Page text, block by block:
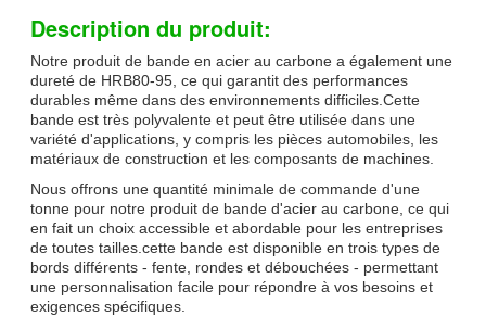
Description du produit:
Notre produit de bande en acier au carbone a également une
dureté de HRB80-95, ce qui garantit des performances
durables même dans des environnements difficiles.Cette
bande est très polyvalente et peut être utilisée dans une
variété d'applications, y compris les pièces automobiles, les
matériaux de construction et les composants de machines.
Nous offrons une quantité minimale de commande d'une
tonne pour notre produit de bande d'acier au carbone, ce qui
en fait un choix accessible et abordable pour les entreprises
de toutes tailles.cette bande est disponible en trois types de
bords différents - fente, rondes et débouchées - permettant
une personnalisation facile pour répondre à vos besoins et
exigences spécifiques.